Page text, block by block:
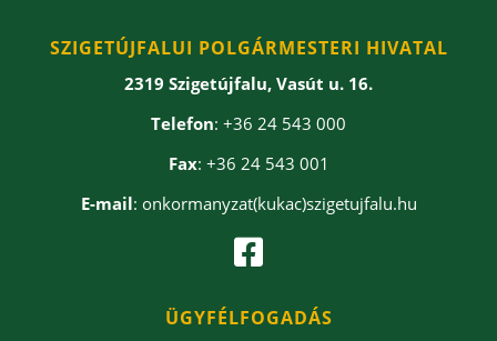
SZIGETÚJFALUI POLGÁRMESTERI HIVATAL
2319 Szigetújfalu, Vasút u. 16.
Telefon: +36 24 543 000
Fax: +36 24 543 001
E-mail: onkormanyzat(kukac)szigetujfalu.hu

ÜGYFÉLFOGADÁS